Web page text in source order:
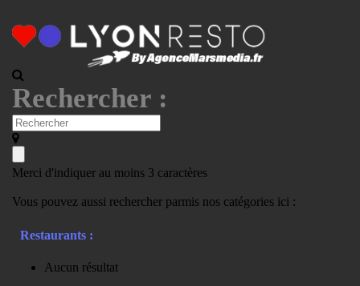
Rechercher :
Merci d'indiquer au moins 3 caractères
Vous pouvez aussi rechercher parmis nos catégories ici :
Restaurants :
Aucun résultat